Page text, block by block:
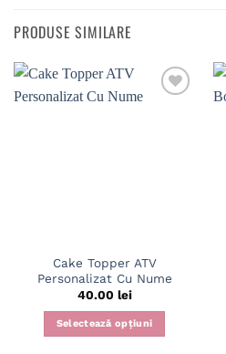
PRODUSE SIMILARE
Cake Topper ATV
Personalizat Cu Nume
40.00 lei
Selectează opțiuni